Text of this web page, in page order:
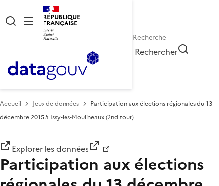
RÉPUBLIQUE
FRANÇAISE
Rechercher
Accueil Jeux de données
Participation aux élections régionales du 13
décembre 2015 à Issy-les-Moulineaux (2nd tour)
Explorer les données
Participation aux élections